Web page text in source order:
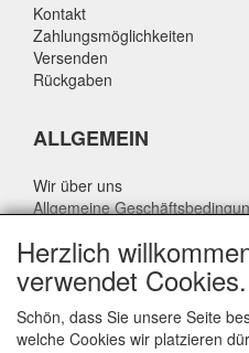
Kontakt
Zahlungsmöglichkeiten
Versenden
Rückgaben
ALLGEMEIN
Wir über uns
Allgemeine
Haftungsausschluss
Über Rik Thijssen
Herzlich
verwendet Cookies.
Schön, dass Sie unsere Seite
welche Cookies wir platzieren